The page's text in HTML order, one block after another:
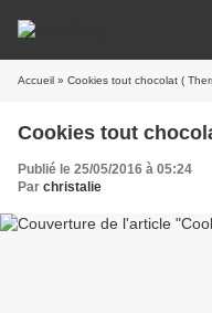
Accueil » Cookies tout chocolat (
Cookies tout
Publié le 25/05/2016 à 05:24
Par christalie